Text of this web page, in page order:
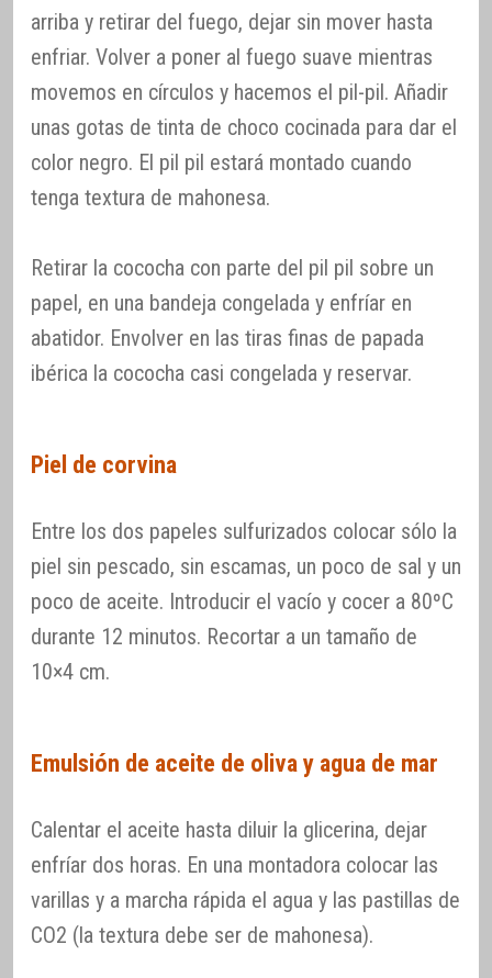
arriba y retirar del fuego, dejar sin mover hasta
enfriar. Volver a poner al fuego suave mientras
movemos en círculos y hacemos el pil-pil. Añadir
unas gotas de tinta de choco cocinada para dar el
color negro. El pil pil estará montado cuando
tenga textura de mahonesa.
Retirar la cococha con parte del pil pil sobre un
papel, en una bandeja congelada y enfríar en
abatidor. Envolver en las tiras finas de papada
ibérica la cococha casi congelada y reservar.
Piel de corvina
Entre los dos papeles sulfurizados colocar sólo la
piel sin pescado, sin escamas, un poco de sal y un
poco de aceite. Introducir el vacío y cocer a 80ºC
durante 12 minutos. Recortar a un tamaño de
10×4 cm.
Emulsión de aceite de oliva y agua de mar
Calentar el aceite hasta diluir la glicerina, dejar
enfríar dos horas. En una montadora colocar las
varillas y a marcha rápida el agua y las pastillas de
CO2 (la textura debe ser de mahonesa).